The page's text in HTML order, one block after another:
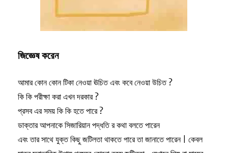
জিজ্ঞেষ করেন
আমার কোন কোন টিকা নেওয়া ঊচিত এবং কবে নেওয়া উচিত ?
কি কি পরীক্ষা করা এখন দরকার ?
প্রসব এর সময় কি কি হতে পারে ?
ডাক্তার আপনাকে সিজারিয়ান পদ্ধতি র কথা বলতে পারেন
এবং তার সাথে যুক্ত কিছু জটিলতা থাকতে পারে তা জানাতে পারেন | কেবল